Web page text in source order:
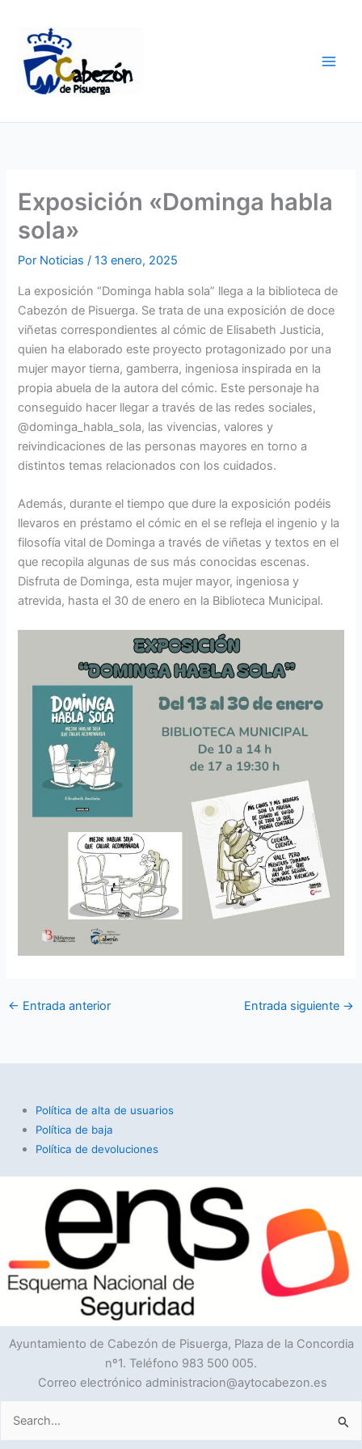
contenido
Exposición «Dominga habla
sola»
Por Noticias/13 enero, 2025
La exposición “Dominga habla sola” llega a la biblioteca de
Cabezón de Pisuerga. Se trata de una exposición de doce
viñetas correspondientes al cómic de Elisabeth Justicia,
quien ha elaborado este proyecto protagonizado por una
mujer mayor tierna, gamberra, ingeniosa inspirada en la
propia abuela de la autora del cómic. Este personaje ha
conseguido hacer llegar a través de las redes sociales,
@dominga_habla_sola, las vivencias, valores y
reivindicaciones de las personas mayores en torno a
distintos temas relacionados con los cuidados.
Además, durante el tiempo que dure la exposición podéis
llevaros en préstamo el cómic en el se refleja el ingenio y la
filosofía vital de Dominga a través de viñetas y textos en el
que recopila algunas de sus más conocidas escenas.
Disfruta de Dominga, esta mujer mayor, ingeniosa y
atrevida, hasta el 30 de enero en la Biblioteca Municipal.
← Entrada anterior Entrada siguiente →
Política de alta de usuarios
Política de baja
Política de devoluciones
Ayuntamiento de Cabezón de Pisuerga, Plaza de la Concordia
nº1. Teléfono 983 500 005.
Correo electrónico administracion@aytocabezon.es
Buscar
por: